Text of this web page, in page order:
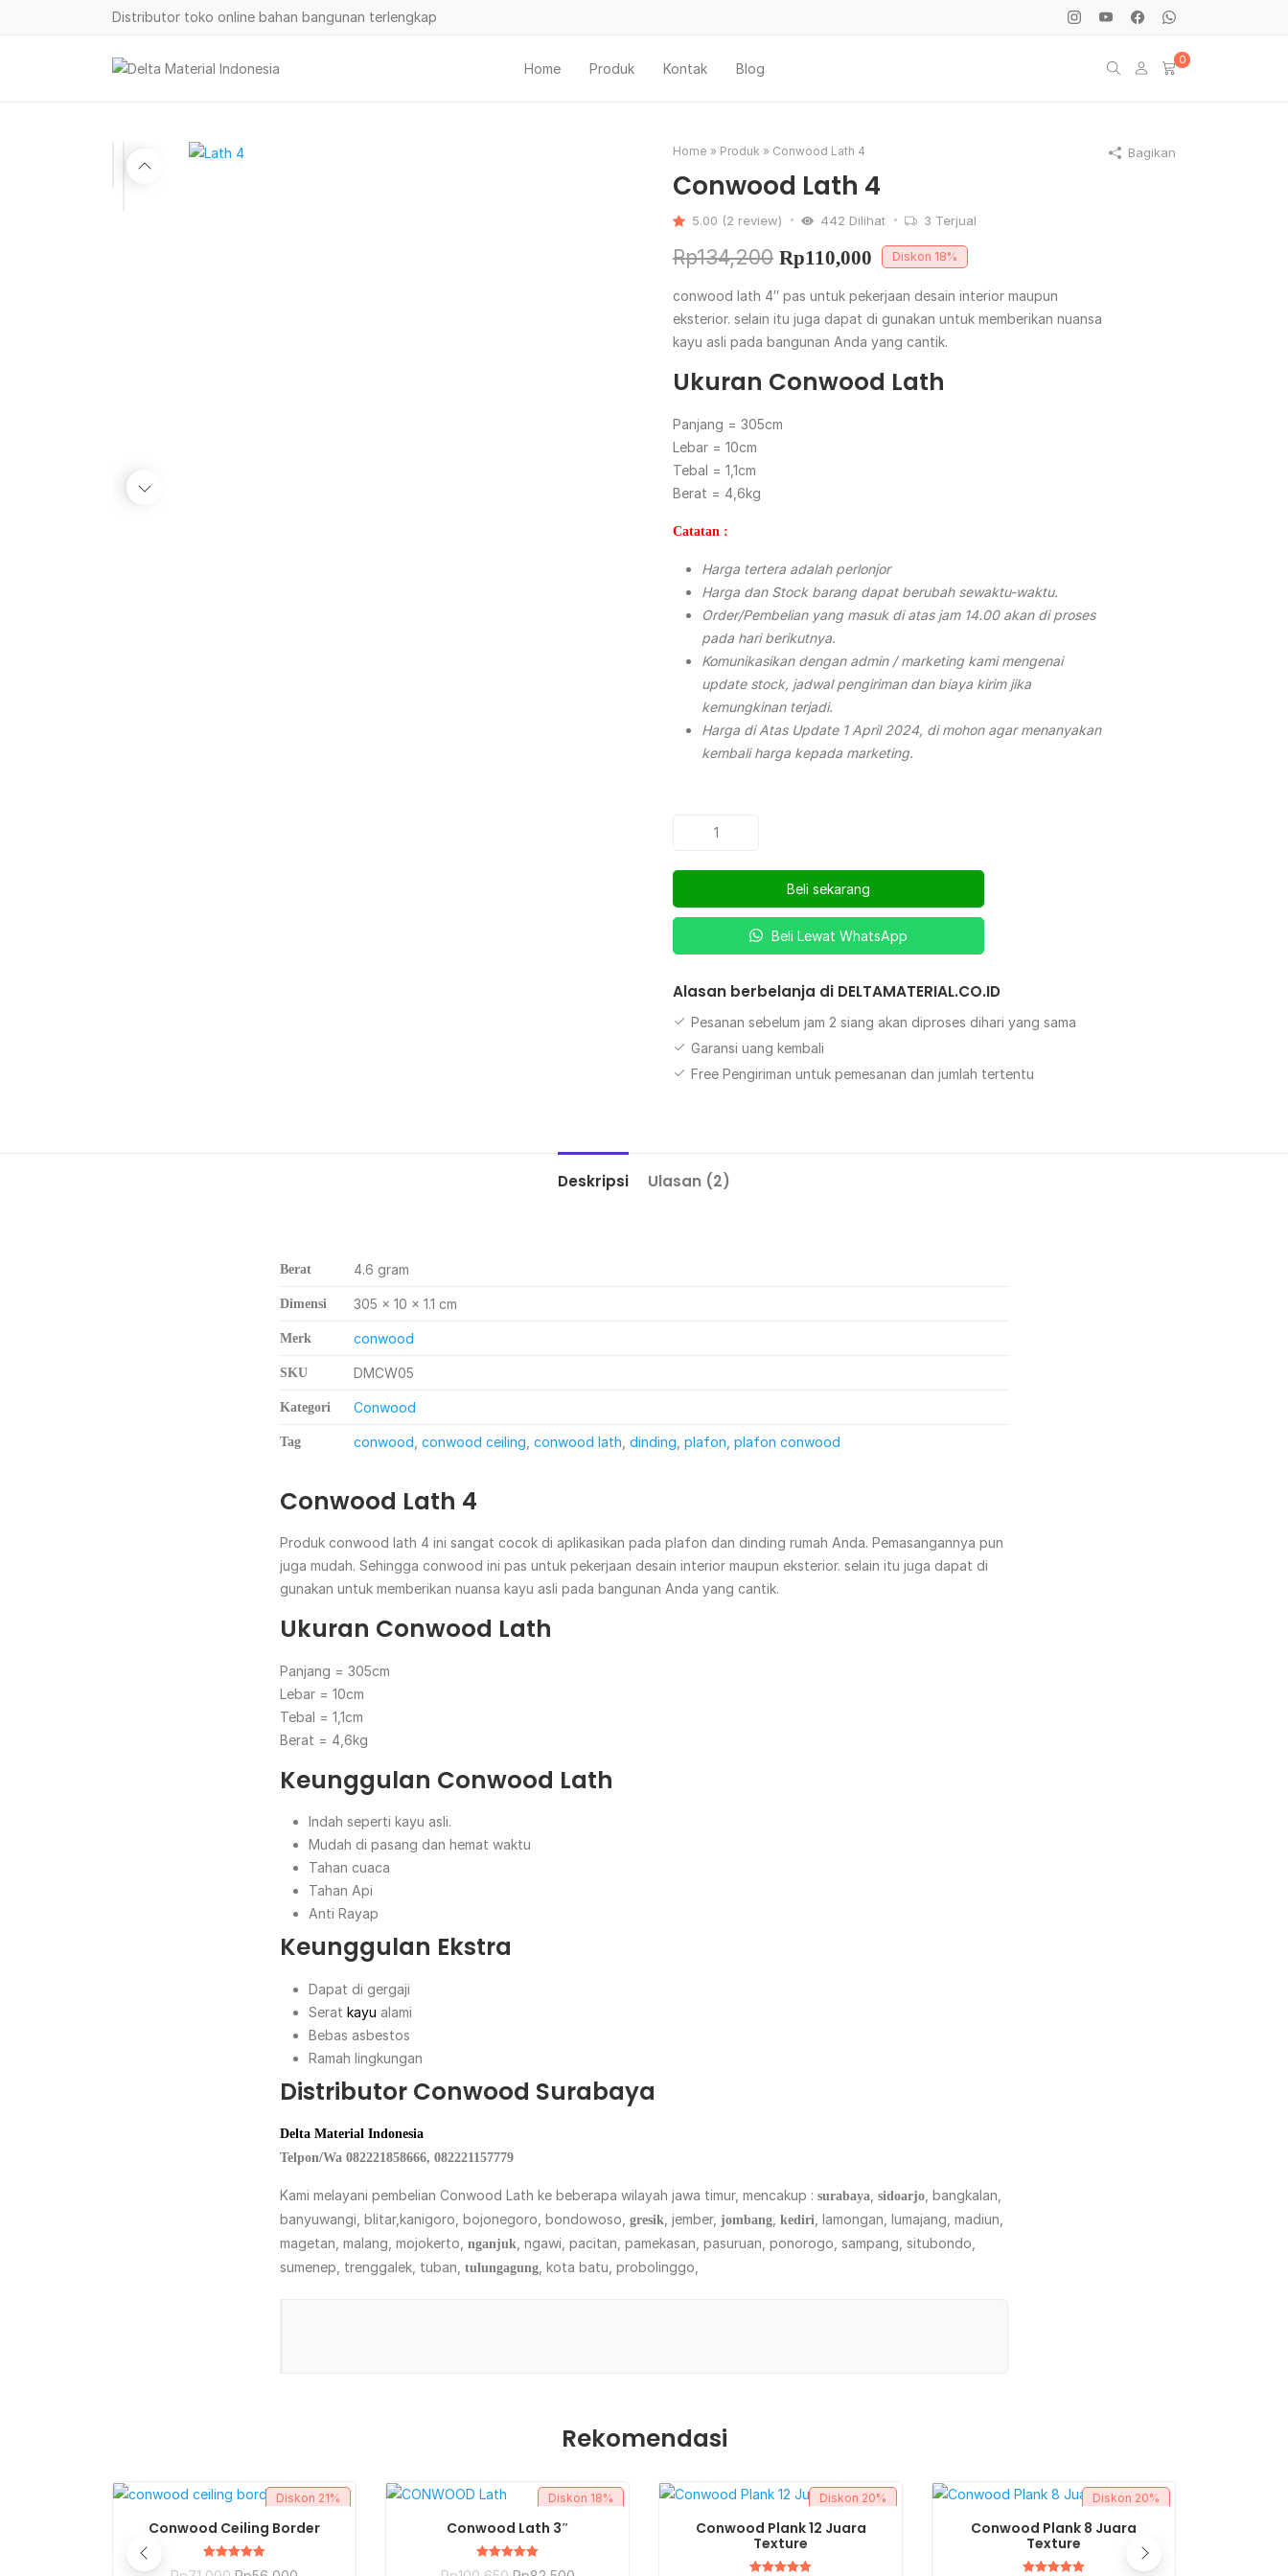
Distributor toko online bahan bangunan terlengkap
Home Produk Kontak Blog
0
Home » Produk » Conwood Lath 4
Conwood Lath 4
5.00 (2 review) 442 Dilihat 3 Terjual
Rp134,200 Rp110,000 Diskon 18%
conwood lath 4″ pas untuk pekerjaan desain interior maupun
eksterior. selain itu juga dapat di gunakan untuk memberikan nuansa
kayu asli pada bangunan Anda yang cantik.
Ukuran Conwood Lath
Panjang = 305cm
Lebar = 10cm
Tebal = 1,1cm
Berat = 4,6kg
Catatan :
Harga tertera adalah perlonjor
Harga dan Stock barang dapat berubah sewaktu-waktu.
Order/Pembelian yang masuk di atas jam 14.00 akan di proses
pada hari berikutnya.
Komunikasikan dengan admin / marketing kami mengenai
update stock, jadwal pengiriman dan biaya kirim jika
kemungkinan terjadi.
Harga di Atas Update 1 April 2024, di mohon agar menanyakan
kembali harga kepada marketing.
Beli sekarang
Beli Lewat WhatsApp
Alasan berbelanja di DELTAMATERIAL.CO.ID
Pesanan sebelum jam 2 siang akan diproses dihari yang sama
Garansi uang kembali
Free Pengiriman untuk pemesanan dan jumlah tertentu
Bagikan
Deskripsi Ulasan (2)
Berat 4.6 gram
Dimensi 305 × 10 × 1.1 cm
Merk conwood
SKU DMCW05
Kategori Conwood
Tag conwood conwood ceiling conwood lath dinding plafon plafon conwood
Conwood Lath 4
Produk conwood lath 4 ini sangat cocok di aplikasikan pada plafon dan dinding rumah Anda. Pemasangannya pun
juga mudah. Sehingga conwood ini pas untuk pekerjaan desain interior maupun eksterior. selain itu juga dapat di
gunakan untuk memberikan nuansa kayu asli pada bangunan Anda yang cantik.
Ukuran Conwood Lath
Panjang = 305cm
Lebar = 10cm
Tebal = 1,1cm
Berat = 4,6kg
Keunggulan Conwood Lath
Indah seperti kayu asli.
Mudah di pasang dan hemat waktu
Tahan cuaca
Tahan Api
Anti Rayap
Keunggulan Ekstra
Dapat di gergaji
Serat kayu alami
Bebas asbestos
Ramah lingkungan
Distributor Conwood Surabaya
Delta Material Indonesia
Telpon/Wa 082221858666, 082221157779
Kami melayani pembelian Conwood Lath ke beberapa wilayah jawa timur, mencakup : surabaya sidoarjo , bangkalan,
banyuwangi, blitar,kanigoro, bojonegoro, bondowoso, gresik , jember, jombang kediri , lamongan, lumajang, madiun,
magetan, malang, mojokerto, nganjuk , ngawi, pacitan, pamekasan, pasuruan, ponorogo, sampang, situbondo,
sumenep, trenggalek, tuban, tulungagung , kota batu, probolinggo,
Rekomendasi
Diskon 21%
BELI SEKARANG
Conwood Ceiling Border
Dinilai
Diskon 18%
BELI SEKARANG
Conwood Lath 3″
Dinilai
Diskon 20%
BELI SEKARANG
Conwood Plank 12 Juara
Texture
Diskon 20%
BELI SEKARANG
Conwood Plank 8 Juara
Texture